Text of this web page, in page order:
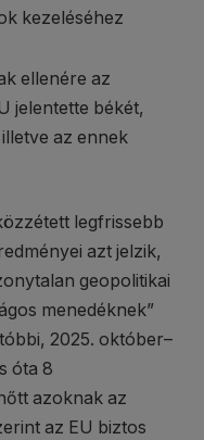
kezeléséhez
ellenére az
jelentette békét,
az ennek
legfrissebb
azt jelzik,
geopolitikai
menedéknek”
2025. október–
óta 8
azoknak az
az EU biztos